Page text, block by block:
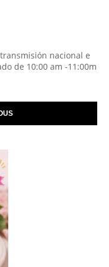
nacional e
de 10:00 am -11:00m